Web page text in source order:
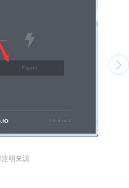
明来源